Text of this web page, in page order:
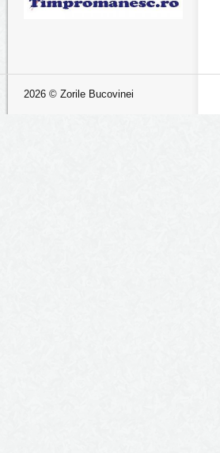
2026 © Zorile Bucovinei